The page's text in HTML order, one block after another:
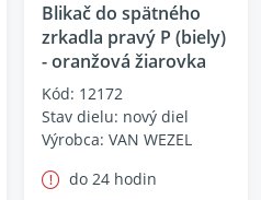
Blikač do spätného
zrkadla pravý P (biely)
- oranžová žiarovka
Kód: 12172
Stav dielu: nový diel
Výrobca: VAN WEZEL
do 24 hodin